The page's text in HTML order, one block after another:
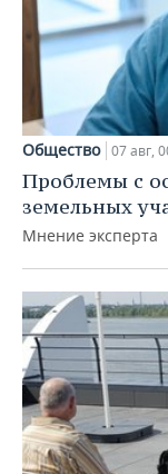
Общество 07 авг,
Проблемы с
земельных
Мнение эксперта